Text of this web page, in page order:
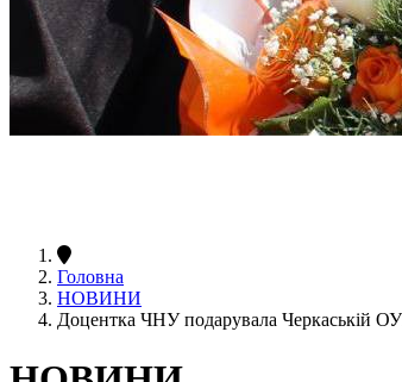
Головна
НОВИНИ
Доцентка ЧНУ подарувала Черкаській